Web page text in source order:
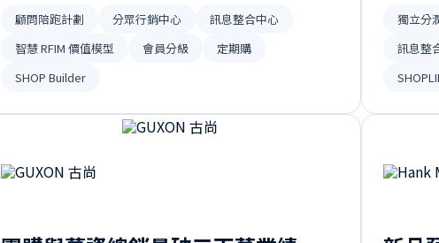
顧問陪跑計劃 分眾行銷中心
訊息整合中心
智慧 RFIM 價值模型
會員分級
定期購
SHOP Builder
獨立分
訊息整